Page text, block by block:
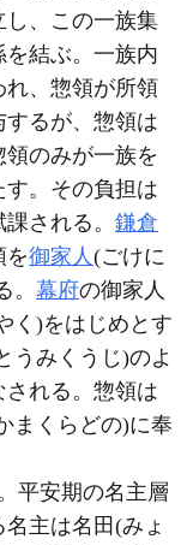
し、この一族集
を結ぶ。一族内
れ、惣領が所領
るが、惣領は
のみが一族を
。その負担は
される。 鎌倉
を御家人 (ごけに
幕府の御家人
く)をはじめとす
うみくうじ)のよ
される。惣領は
まくらどの)に奉
平安期の名主層
主は名田(みょ